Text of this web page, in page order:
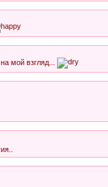
мой взгляд...